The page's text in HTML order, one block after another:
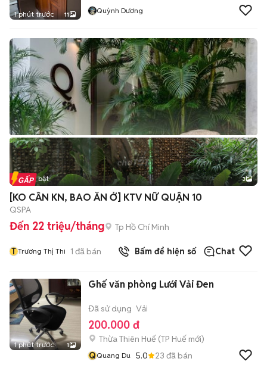
1 phút trước 11 Quỳnh Dương
Tin nổi bật 3
[KO CẦN KN, BAO ĂN Ở] KTV NỮ QUẬN 10
QSPA
Đến 22 triệu/tháng Tp Hồ Chí Minh
T Trương Thị Thi 1 đã bán Bấm để hiện số Chat
1 phút trước 1
Ghế văn phòng Lưới Vải Đen
Đã sử dụng Vải
200.000 đ
Thừa Thiên Huế (TP Huế mới)
QQuang Du 5.0 23 đã bán